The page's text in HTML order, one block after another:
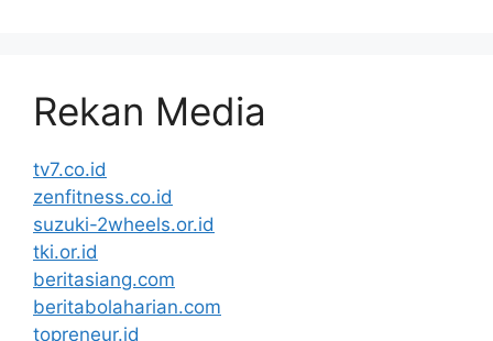
Rekan Media
tv7.co.id
zenfitness.co.id
suzuki-2wheels.or.id
tki.or.id
beritasiang.com
beritabolaharian.com
topreneur.id